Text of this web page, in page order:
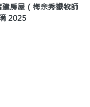
房屋（梅余秀嶽牧師
2025
< Back